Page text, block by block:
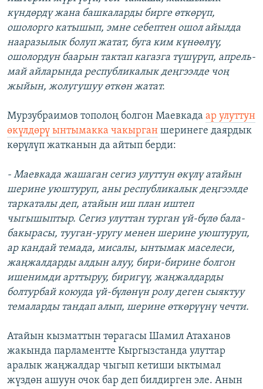
күндөрдү жана башкаларды бирге өткөрүп,
ошолорго катышып, эмне себептен ошол айылда
нааразылык болуп жатат, буга ким күнөөлүү,
ошолордун баарын тактап кагазга түшүрүп, апрель-
май айларында республикалык деңгээлде чоң
жыйын, жолугушуу өткөн жатат.
Мурзубраимов тополоң болгон Маевкада ар улуттун
өкүлдөрү ынтымакка чакырган шеринеге даярдык
көрүлүп жатканын да айтып берди:
- Маевкада жашаган сегиз улуттун өкүлү атайын
шерине уюштуруп, аны республикалык деңгээлде
таркаталы деп, атайын иш план иштеп
чыгышыптыр. Сегиз улуттан турган үй-бүлө бала-
бакырасы, тууган-уругу менен шерине уюштуруп,
ар кандай темада, мисалы, ынтымак маселеси,
жаңжалдарды алдын алуу, бири-бирине болгон
ишенимди арттыруу, биригүү, жаңжалдарды
болтурбай коюуда үй-бүлөнүн ролу деген сыяктуу
темаларды тандап алып, шерине өткөрүүнү чечти.
Атайын кызматтын төрагасы Шамил Атаханов
жакында парламентте Кыргызстанда улуттар
аралык жаңжалдар чыгып кетиши ыктымал
жүздөн ашуун очок бар деп билдирген эле. Анын